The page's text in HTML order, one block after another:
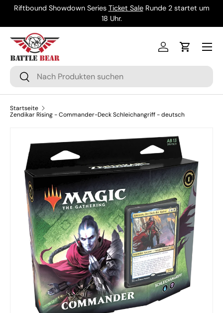
Riftbound Showdown Series Ticket SaleRunde 2 startet um
18 Uhr.
Suchen
Suchen
Einloggen
Menü
Startseite
Zendikar Rising - Commander-Deck Schleichangriff - deutsch